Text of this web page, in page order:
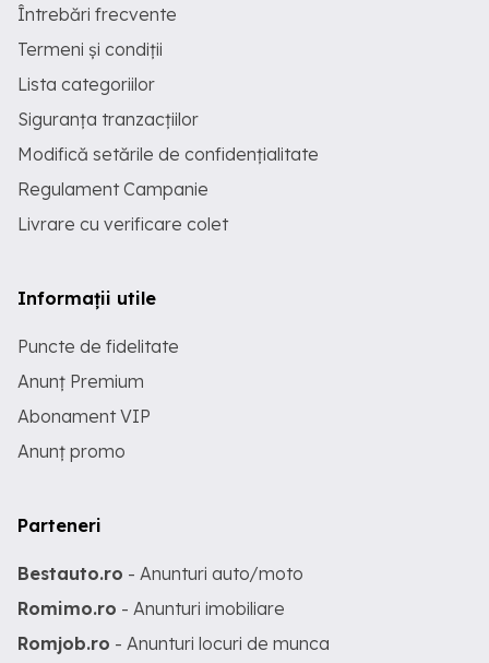
Întrebări frecvente
Termeni și condiții
Lista categoriilor
Siguranța tranzacțiilor
Modifică setările de confidențialitate
Regulament Campanie
Livrare cu verificare colet
Informații utile
Puncte de fidelitate
Anunț Premium
Abonament VIP
Anunț promo
Parteneri
Bestauto.ro - Anunturi auto/moto
Romimo.ro - Anunturi imobiliare
Romjob.ro - Anunturi locuri de munca